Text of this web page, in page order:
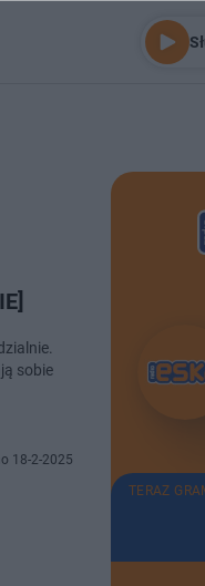
sobie
18-2-2025
TERAZ